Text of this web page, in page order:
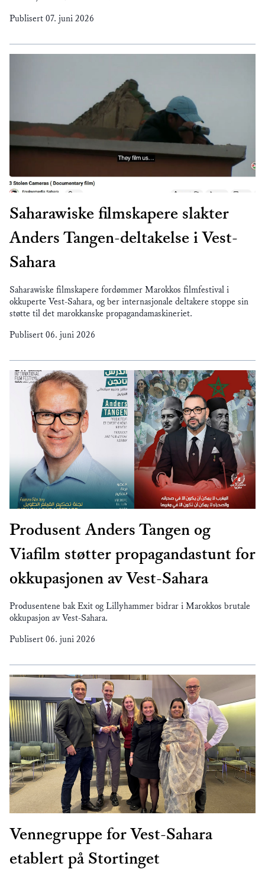
Publisert 07. juni 2026
Saharawiske filmskapere slakter
Anders Tangen-deltakelse i Vest-
Sahara
Saharawiske filmskapere fordømmer Marokkos filmfestival i
okkuperte Vest-Sahara, og ber internasjonale deltakere stoppe sin
støtte til det marokkanske propagandamaskineriet.
Publisert 06. juni 2026
Produsent Anders Tangen og
Viafilm støtter propagandastunt for
okkupasjonen av Vest-Sahara
Produsentene bak Exit og Lillyhammer bidrar i Marokkos brutale
okkupasjon av Vest-Sahara.
Publisert 06. juni 2026
Vennegruppe for Vest-Sahara
etablert på Stortinget